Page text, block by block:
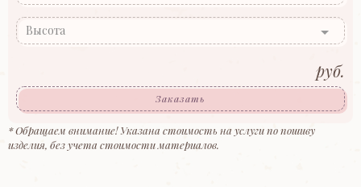
Высота
руб.
Заказать
* Обращаем внимание! Указана стоимость на услуги по пошиву
изделия, без учета стоимости материалов.